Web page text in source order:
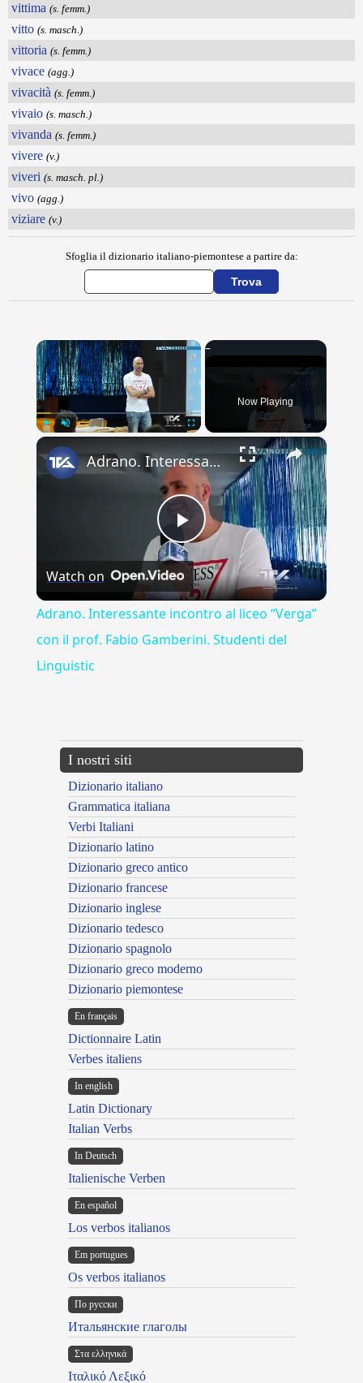
vittima (s. femm.)
vitto (s. masch.)
vittoria (s. femm.)
vivace (agg.)
vivacità (s. femm.)
vivaio (s. masch.)
vivanda (s. femm.)
vivere (v.)
viveri (s. masch. pl.)
vivo (agg.)
viziare (v.)
Sfoglia il dizionario italiano-piemontese a partire da:
×
Now Playing
×
Play
Video
Adrano. Interessante incontro al liceo “Verga” con il prof. Fabio Gamberini. Studenti del Linguistic
Watch on
Adrano. Interessante incontro al liceo “Verga”
con il prof. Fabio Gamberini. Studenti del
Linguistic
I nostri siti
Dizionario italiano
Grammatica italiana
Verbi Italiani
Dizionario latino
Dizionario greco antico
Dizionario francese
Dizionario inglese
Dizionario tedesco
Dizionario spagnolo
Dizionario greco moderno
Dizionario piemontese
En français
Dictionnaire Latin
Verbes italiens
In english
Latin Dictionary
Italian Verbs
In Deutsch
Italienische Verben
En español
Los verbos italianos
Em portugues
Os verbos italianos
По русски
Итальянские глаголы
Στα ελληνικά
Ιταλικό Λεξικό